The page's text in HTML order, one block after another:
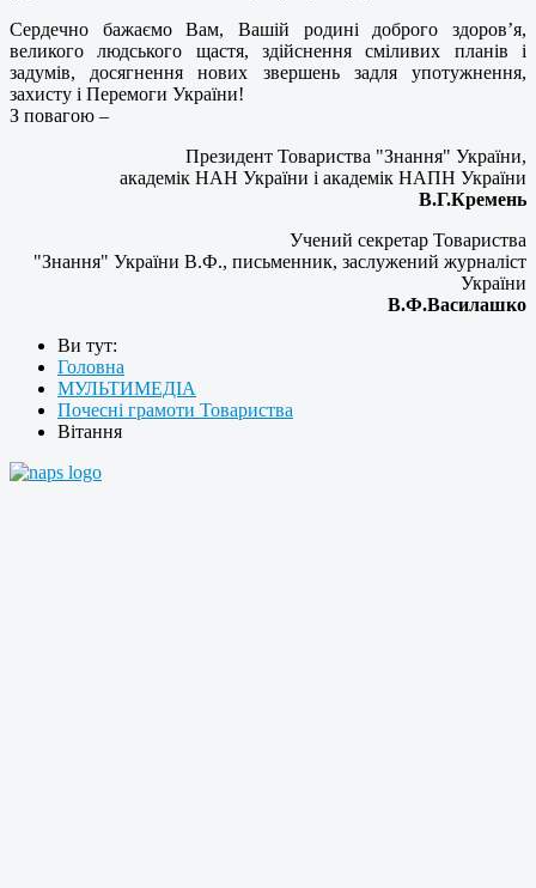
Сердечно бажаємо Вам, Вашій родині доброго здоров’я,
великого людського щастя, здійснення сміливих планів і
задумів, досягнення нових звершень задля употужнення,
захисту і Перемоги України!
З повагою –
Президент Товариства "Знання" України,
академік НАН України і академік НАПН України
В.Г.Кремень
Учений секретар Товариства
"Знання" України В.Ф., письменник, заслужений журналіст
України
В.Ф.Василашко
Ви тут:
Головна
МУЛЬТИМЕДІА
Почесні грамоти Товариства
Вітання